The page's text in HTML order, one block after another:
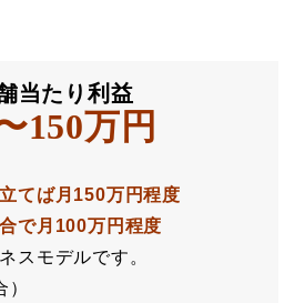
当たり利益
150万円
てば月150万円程度
で月100万円程度
スモデルです。